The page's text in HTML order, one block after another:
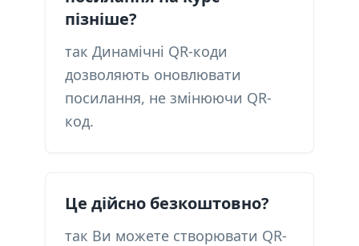
пізніше?
так Динамічні QR-коди
дозволяють оновлювати
посилання, не змінюючи QR-
код.
Це дійсно безкоштовно?
так Ви можете створювати QR-